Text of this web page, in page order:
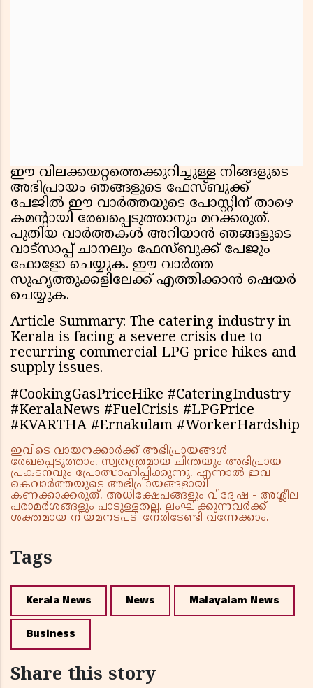
ഈ വിലക്കയറ്റത്തെക്കുറിച്ചുള്ള നിങ്ങളുടെ
അഭിപ്രായം ഞങ്ങളുടെ ഫേസ്ബുക്ക്
പേജിൽ ഈ വാർത്തയുടെ പോസ്റ്റിന് താഴെ
കമൻ്റായി രേഖപ്പെടുത്താനും മറക്കരുത്.
പുതിയ വാർത്തകൾ അറിയാൻ ഞങ്ങളുടെ
വാട്സാപ്പ് ചാനലും ഫേസ്ബുക്ക് പേജും
ഫോളോ ചെയ്യുക. ഈ വാർത്ത
സുഹൃത്തുക്കളിലേക്ക് എത്തിക്കാൻ ഷെയർ
ചെയ്യുക.
Article Summary: The catering industry in
Kerala is facing a severe crisis due to
recurring commercial LPG price hikes and
supply issues.
#CookingGasPriceHike #CateringIndustry
#KeralaNews #FuelCrisis #LPGPrice
#KVARTHA #Ernakulam #WorkerHardship
ഇവിടെ വായനക്കാർക്ക് അഭിപ്രായങ്ങൾ
രേഖപ്പെടുത്താം. സ്വതന്ത്രമായ ചിന്തയും അഭിപ്രായ
പ്രകടനവും പ്രോത്സാഹിപ്പിക്കുന്നു. എന്നാൽ ഇവ
കെവാർത്തയുടെ അഭിപ്രായങ്ങളായി
കണക്കാക്കരുത്. അധിക്ഷേപങ്ങളും വിദ്വേഷ - അശ്ലീല
പരാമർശങ്ങളും പാടുള്ളതല്ല. ലംഘിക്കുന്നവർക്ക്
ശക്തമായ നിയമനടപടി നേരിടേണ്ടി വന്നേക്കാം.
Tags
Kerala News News Malayalam News
Business
Share this story